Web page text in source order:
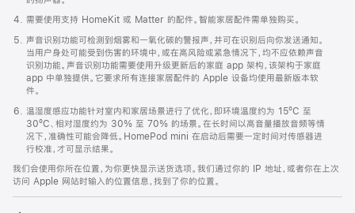
需要使用支持 HomeKit 或 Matter 的配件。智能家居配件需单独购买。
声音识别功能可检测到烟雾和一氧化碳的警报声，并可在识别后向你发送通知。
当用户身处可能受到伤害的环境中，或在高风险或紧急情况下，均不应依赖声音
识别功能。声音识别功能需要使用升级更新后的家庭 app 架构，该架构于家庭
app 中单独提供。它要求所有连接家居配件的 Apple 设备均使用最新版本软
件。
温湿度感应功能针对室内和家居场景进行了优化，即环境温度约为 15ºC 至
30ºC、相对湿度约为 30% 至 70% 的场景。在长时间以高音量播放音频等情
况下，准确性可能会降低。HomePod mini 在启动后需要一定时间对传感器进
行校准，才可显示结果。
我们会使用你所在位置，为你更快显示送货选项。我们通过你的 IP 地址，或者你在上次
访问 Apple 网站时输入的位置信息，找到了你的位置。